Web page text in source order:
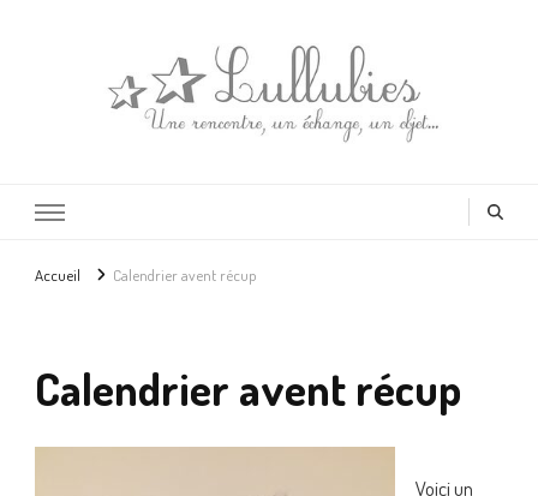
Accueil Calendrier avent récup
Calendrier avent récup
Voici un